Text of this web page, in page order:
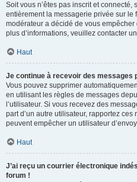
Soit vous n’êtes pas inscrit et
entièrement la messagerie privée sur le
modérateur a décidé de vous
plus d’informations, veuillez contacter
Haut
Je continue à recevoir des messages
Vous pouvez supprimer
en utilisant les règles de messages
l’utilisateur. Si vous recevez des
part d’un autre utilisateur, rapportez
peuvent empêcher un utilisateur
Haut
J’ai reçu un courrier électronique
forum !